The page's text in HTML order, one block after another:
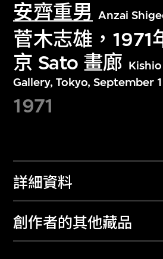
安齊重男 Anzai
菅木志雄，1971
京 Sato 畫廊
Gallery, Tokyo, September
1971
詳細資料
創作者的其他藏品